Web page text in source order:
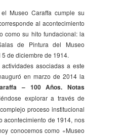
Museo Caraffa cumple su
al acontecimiento
como su hito fundacional: la
de Pintura del Museo
de diciembre de 1914.
asociadas a este
en marzo de 2014 la
– 100 Años. Notas
explorar a través de
proceso institucional
acontecimiento de 1914, nos
conocemos como «Museo